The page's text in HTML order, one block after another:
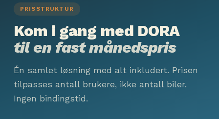
PRISSTRUKTUR
Kom i gang med DORA
til en fast månedspris
Én samlet løsning med alt inkludert. Prisen
tilpasses antall brukere, ikke antall biler.
Ingen bindingstid.